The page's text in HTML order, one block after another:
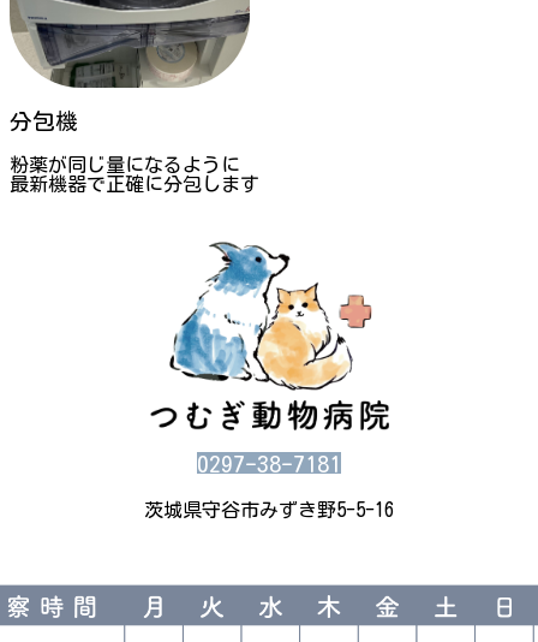
分包機
粉薬が同じ量になるように
最新機器で正確に分包します
0297-38-7181
茨城県守谷市みずき野5-5-16